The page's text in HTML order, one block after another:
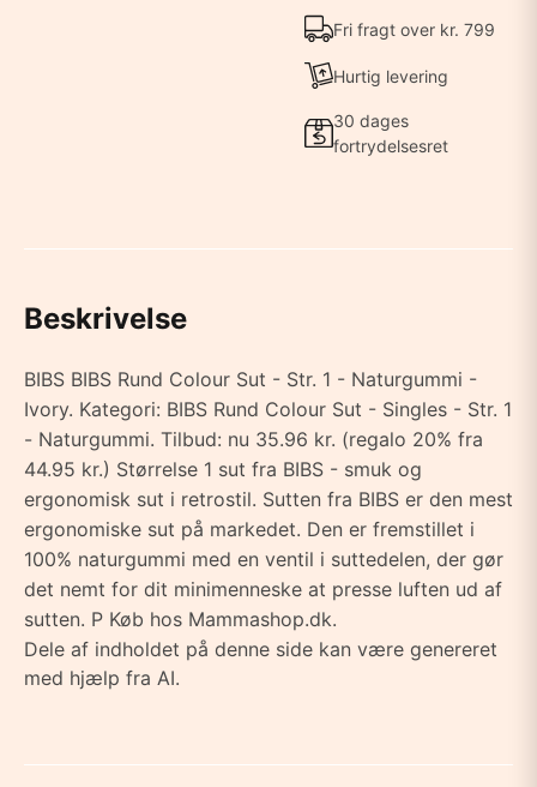
Fri fragt over kr. 799
Hurtig levering
30 dages
fortrydelsesret
Beskrivelse
BIBS BIBS Rund Colour Sut - Str. 1 - Naturgummi -
Ivory. Kategori: BIBS Rund Colour Sut - Singles - Str. 1
- Naturgummi. Tilbud: nu 35.96 kr. (regalo 20% fra
44.95 kr.) Størrelse 1 sut fra BIBS - smuk og
ergonomisk sut i retrostil. Sutten fra BIBS er den mest
ergonomiske sut på markedet. Den er fremstillet i
100% naturgummi med en ventil i suttedelen, der gør
det nemt for dit minimenneske at presse luften ud af
sutten. P Køb hos Mammashop.dk.
Dele af indholdet på denne side kan være genereret
med hjælp fra AI.